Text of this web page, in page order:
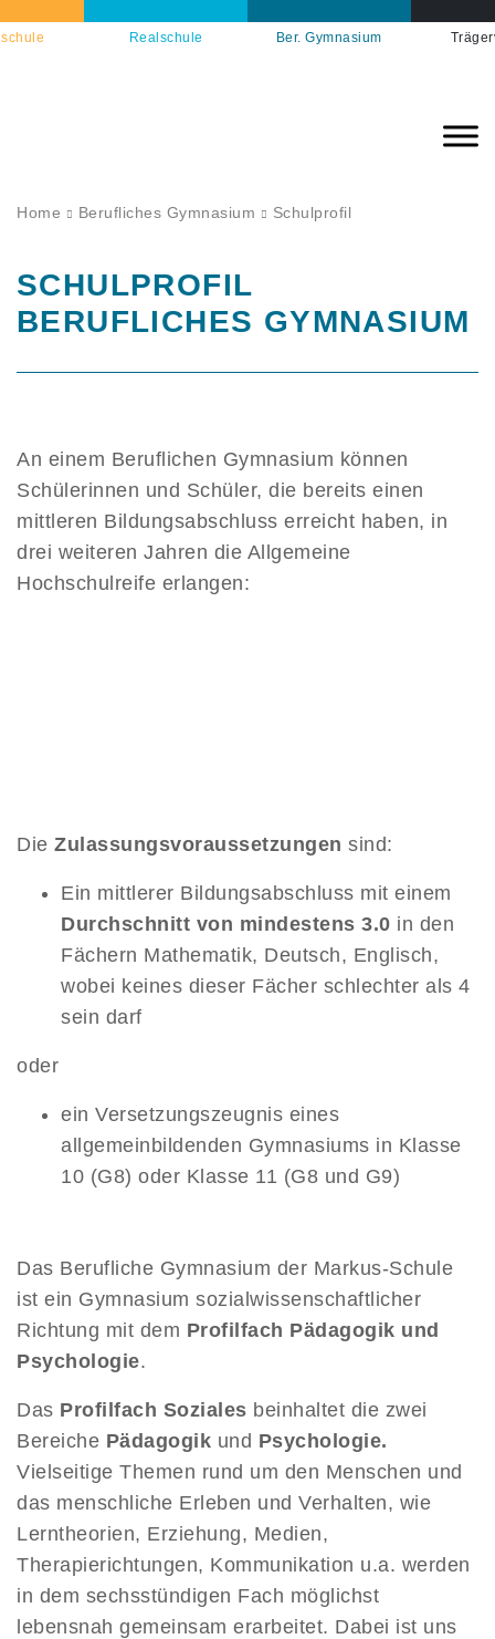
Realschule Ber. Gymnasium
Home Berufliches Gymnasium Schulprofil
SCHULPROFIL
BERUFLICHES GYMNASIUM
An einem Beruflichen Gymnasium können
Schülerinnen und Schüler, die bereits einen
mittleren Bildungsabschluss erreicht haben, in
drei weiteren Jahren die Allgemeine
Hochschulreife erlangen:
Die Zulassungsvoraussetzungen sind:
Ein mittlerer Bildungsabschluss mit einem
Durchschnitt von mindestens 3.0 in den
Fächern Mathematik, Deutsch, Englisch,
wobei keines dieser Fächer schlechter als 4
sein darf
oder
ein Versetzungszeugnis eines
allgemeinbildenden Gymnasiums in Klasse
10 (G8) oder Klasse 11 (G8 und G9)
Das Berufliche Gymnasium der Markus-Schule
ist ein Gymnasium sozialwissenschaftlicher
Richtung mit dem Profilfach Pädagogik und
Psychologie.
Das Profilfach Soziales beinhaltet die zwei
Bereiche Pädagogik und Psychologie.
Vielseitige Themen rund um den Menschen und
das menschliche Erleben und Verhalten, wie
Lerntheorien, Erziehung, Medien,
Therapierichtungen, Kommunikation u.a. werden
in dem sechsstündigen Fach möglichst
lebensnah gemeinsam erarbeitet. Dabei ist uns